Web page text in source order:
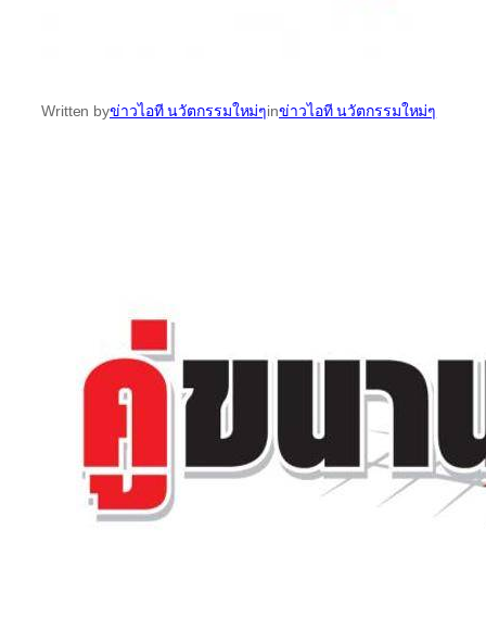
Written byข่าวไอที นวัตกรรมใหม่ๆinข่าวไอที นวัตกรรมใหม่ๆ